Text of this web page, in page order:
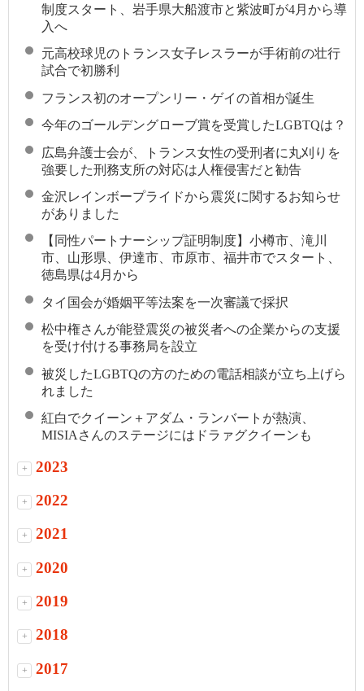
制度スタート、岩手県大船渡市と紫波町が4月から導
入へ
元高校球児のトランス女子レスラーが手術前の壮行
試合で初勝利
フランス初のオープンリー・ゲイの首相が誕生
今年のゴールデングローブ賞を受賞したLGBTQは？
広島弁護士会が、トランス女性の受刑者に丸刈りを
強要した刑務支所の対応は人権侵害だと勧告
金沢レインボープライドから震災に関するお知らせ
がありました
【同性パートナーシップ証明制度】小樽市、滝川
市、山形県、伊達市、市原市、福井市でスタート、
徳島県は4月から
タイ国会が婚姻平等法案を一次審議で採択
松中権さんが能登震災の被災者への企業からの支援
を受け付ける事務局を設立
被災したLGBTQの方のための電話相談が立ち上げら
れました
紅白でクイーン＋アダム・ランバートが熱演、
MISIAさんのステージにはドラァグクイーンも
+ 2023
+ 2022
+ 2021
+ 2020
+ 2019
+ 2018
+ 2017